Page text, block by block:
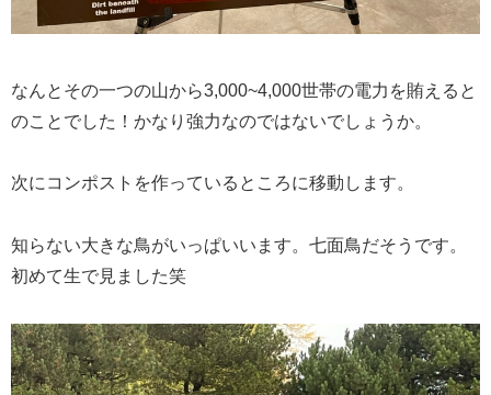
なんとその一つの山から3,000~4,000世帯の電力を賄えると
のことでした！かなり強力なのではないでしょうか。
次にコンポストを作っているところに移動します。
知らない大きな鳥がいっぱいいます。七面鳥だそうです。
初めて生で見ました笑